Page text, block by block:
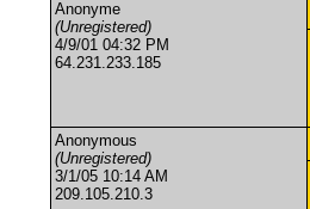
Anonyme
(Unregistered)
4/9/01 04:32 PM
64.231.233.185
Anonymous
(Unregistered)
3/1/05 10:14 AM
209.105.210.3